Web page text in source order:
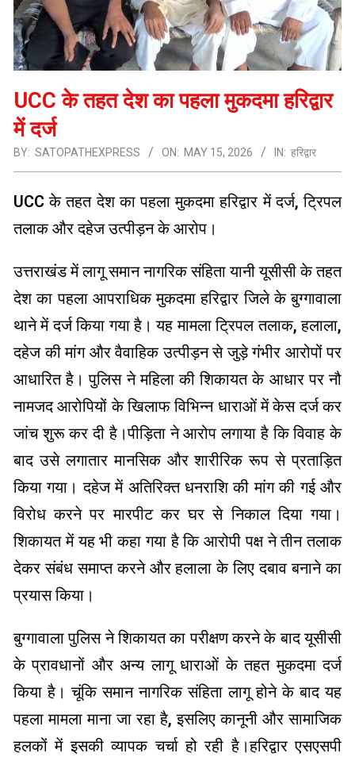
UCC के तहत देश का पहला मुकदमा हरिद्वार
में दर्ज
BY: SATOPATHEXPRESS ON: MAY 15, 2026 IN: हरिद्वार
UCC के तहत देश का पहला मुकदमा हरिद्वार में दर्ज, ट्रिपल
तलाक और दहेज उत्पीड़न के आरोप।
उत्तराखंड में लागू समान नागरिक संहिता यानी यूसीसी के तहत
देश का पहला आपराधिक मुकदमा हरिद्वार जिले के बुग्गावाला
थाने में दर्ज किया गया है। यह मामला ट्रिपल तलाक, हलाला,
दहेज की मांग और वैवाहिक उत्पीड़न से जुड़े गंभीर आरोपों पर
आधारित है। पुलिस ने महिला की शिकायत के आधार पर नौ
नामजद आरोपियों के खिलाफ विभिन्न धाराओं में केस दर्ज कर
जांच शुरू कर दी है।पीड़िता ने आरोप लगाया है कि विवाह के
बाद उसे लगातार मानसिक और शारीरिक रूप से प्रताड़ित
किया गया। दहेज में अतिरिक्त धनराशि की मांग की गई और
विरोध करने पर मारपीट कर घर से निकाल दिया गया।
शिकायत में यह भी कहा गया है कि आरोपी पक्ष ने तीन तलाक
देकर संबंध समाप्त करने और हलाला के लिए दबाव बनाने का
प्रयास किया।
बुग्गावाला पुलिस ने शिकायत का परीक्षण करने के बाद यूसीसी
के प्रावधानों और अन्य लागू धाराओं के तहत मुकदमा दर्ज
किया है। चूंकि समान नागरिक संहिता लागू होने के बाद यह
पहला मामला माना जा रहा है, इसलिए कानूनी और सामाजिक
हलकों में इसकी व्यापक चर्चा हो रही है।हरिद्वार एसएसपी